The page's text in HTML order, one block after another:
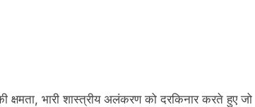
भारी शास्त्रीय अलंकरण को दरकिनार करते हुए जो